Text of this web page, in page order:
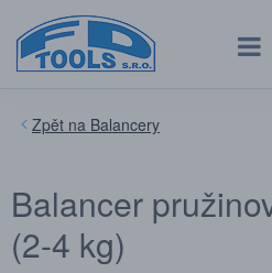
Balancery
Balancer
(2-4 kg)